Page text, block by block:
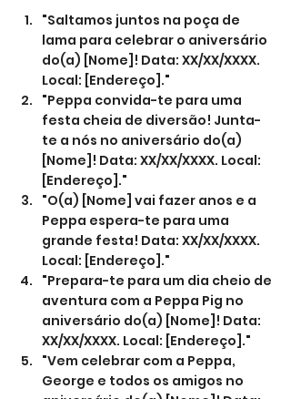
"Saltamos juntos na poça de
lama para celebrar o aniversário
do(a) [Nome]! Data: XX/XX/XXXX.
Local: [Endereço]."
"Peppa convida-te para uma
festa cheia de diversão! Junta-
te a nós no aniversário do(a)
[Nome]! Data: XX/XX/XXXX. Local:
[Endereço]."
"O(a) [Nome] vai fazer anos e a
Peppa espera-te para uma
grande festa! Data: XX/XX/XXXX.
Local: [Endereço]."
"Prepara-te para um dia cheio de
aventura com a Peppa Pig no
aniversário do(a) [Nome]! Data:
XX/XX/XXXX. Local: [Endereço]."
"Vem celebrar com a Peppa,
George e todos os amigos no